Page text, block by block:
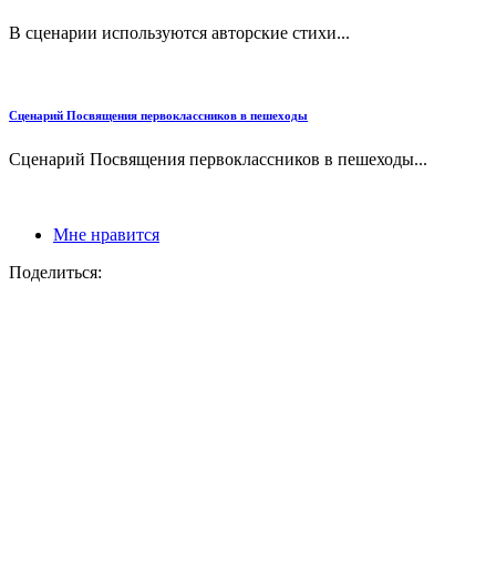
В сценарии используются авторские стихи...
Сценарий Посвящения первоклассников в пешеходы
Сценарий Посвящения первоклассников в пешеходы...
Мне нравится
Поделиться: